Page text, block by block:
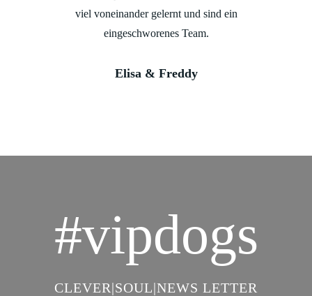
viel voneinander gelernt und sind ein
eingeschworenes Team.
Elisa & Freddy
#vipdogs
CLEVER|SOUL|NEWS LETTER